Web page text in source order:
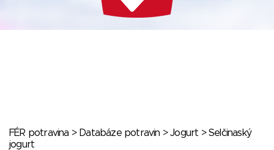
FÉR potravina > Databáze potravin >Jogurt > Selčinaský
jogurt